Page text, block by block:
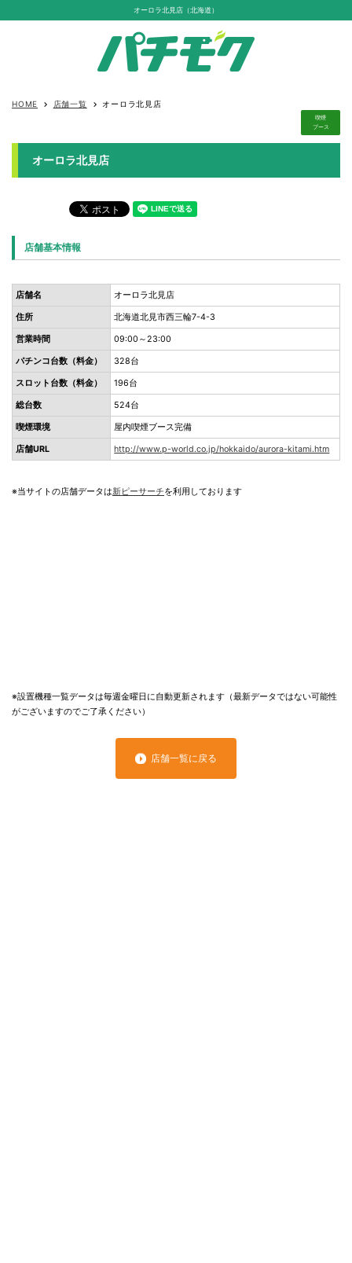
オーロラ北見店（北海道）
HOME keyboard_arrow_right 店舗一覧 keyboard_arrow_right オーロラ北見店
喫煙
ブース
オーロラ北見店
店舗基本情報
店舗名 オーロラ北見店
住所 北海道北見市西三輪7-4-3
営業時間 09:00～23:00
パチンコ台数（料金） 328台
スロット台数（料金） 196台
総台数 524台
喫煙環境 屋内喫煙ブース完備
店舗URL http://www.p-world.co.jp/hokkaido/aurora-kitami.htm
※当サイトの店舗データは新ピーサーチを利用しております
※設置機種一覧データは毎週金曜日に自動更新されます（最新データではない可能性
がございますのでご了承ください）
店舗一覧に戻る